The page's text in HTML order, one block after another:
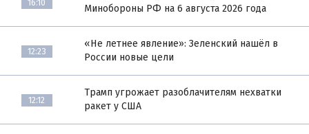
16:10
Минобороны РФ на 6 августа 2026 года
12:23
«Не летнее явление»: Зеленский нашёл в
России новые цели
12:12
Трамп угрожает разоблачителям нехватки
ракет у США